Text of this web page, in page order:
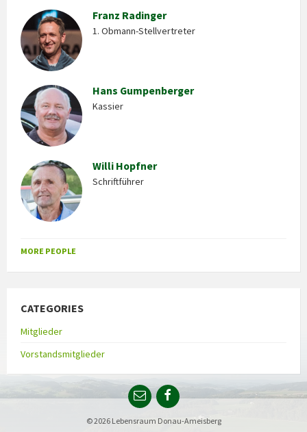
Franz Radinger
1. Obmann-Stellvertreter
Hans Gumpenberger
Kassier
Willi Hopfner
Schriftführer
MORE PEOPLE
CATEGORIES
Mitglieder
Vorstandsmitglieder
© 2026 Lebensraum Donau-Ameisberg